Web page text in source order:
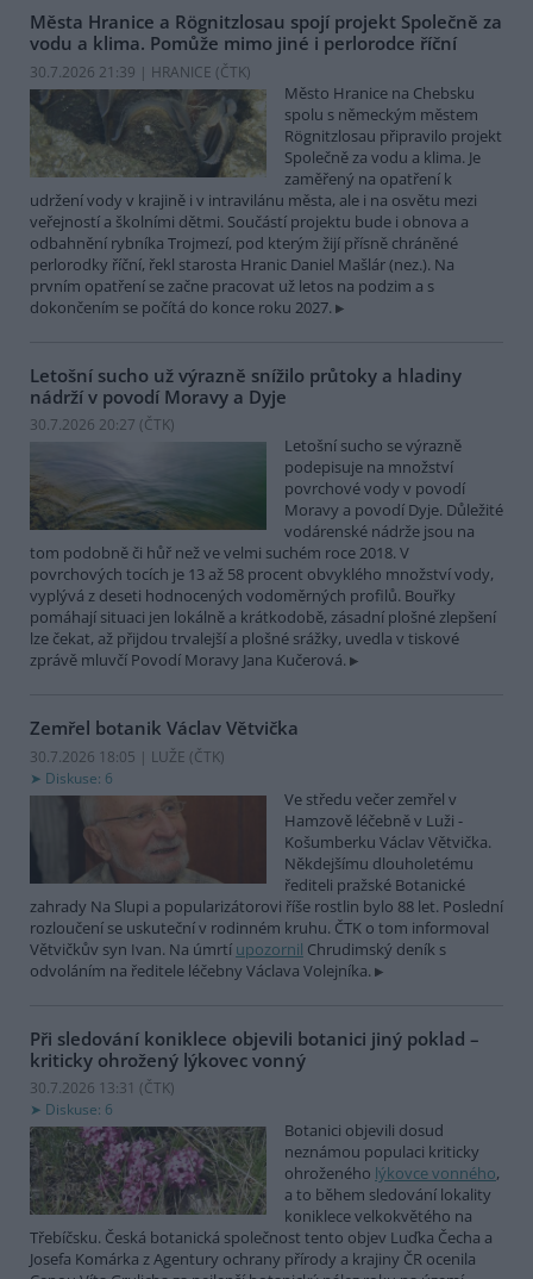
Města Hranice a Rögnitzlosau spojí projekt Společně za
vodu a klima. Pomůže mimo jiné i perlorodce říční
30.7.2026 21:39 | HRANICE (ČTK)
Město Hranice na Chebsku
spolu s německým městem
Rögnitzlosau připravilo projekt
Společně za vodu a klima. Je
zaměřený na opatření k
udržení vody v krajině i v intravilánu města, ale i na osvětu mezi
veřejností a školními dětmi. Součástí projektu bude i obnova a
odbahnění rybníka Trojmezí, pod kterým žijí přísně chráněné
perlorodky říční, řekl starosta Hranic Daniel Mašlár (nez.). Na
prvním opatření se začne pracovat už letos na podzim a s
dokončením se počítá do konce roku 2027.
Letošní sucho už výrazně snížilo průtoky a hladiny
nádrží v povodí Moravy a Dyje
30.7.2026 20:27 (ČTK)
Letošní sucho se výrazně
podepisuje na množství
povrchové vody v povodí
Moravy a povodí Dyje. Důležité
vodárenské nádrže jsou na
tom podobně či hůř než ve velmi suchém roce 2018. V
povrchových tocích je 13 až 58 procent obvyklého množství vody,
vyplývá z deseti hodnocených vodoměrných profilů. Bouřky
pomáhají situaci jen lokálně a krátkodobě, zásadní plošné zlepšení
lze čekat, až přijdou trvalejší a plošné srážky, uvedla v tiskové
zprávě mluvčí Povodí Moravy Jana Kučerová.
Zemřel botanik Václav Větvička
30.7.2026 18:05 | LUŽE (ČTK)
Diskuse: 6
Ve středu večer zemřel v
Hamzově léčebně v Luži -
Košumberku Václav Větvička.
Někdejšímu dlouholetému
řediteli pražské Botanické
zahrady Na Slupi a popularizátorovi říše rostlin bylo 88 let. Poslední
rozloučení se uskuteční v rodinném kruhu. ČTK o tom informoval
Větvičkův syn Ivan. Na úmrtí upozornil Chrudimský deník s
odvoláním na ředitele léčebny Václava Volejníka.
Při sledování koniklece objevili botanici jiný poklad –
kriticky ohrožený lýkovec vonný
30.7.2026 13:31 (ČTK)
Diskuse: 6
Botanici objevili dosud
neznámou populaci kriticky
ohroženého lýkovce vonného,
a to během sledování lokality
koniklece velkokvětého na
Třebíčsku. Česká botanická společnost tento objev Luďka Čecha a
Josefa Komárka z Agentury ochrany přírody a krajiny ČR ocenila